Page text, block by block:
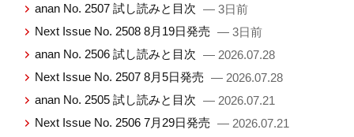
anan No. 2507 試し読みと目次 — 3日前
Next Issue No. 2508 8月19日発売 — 3日前
anan No. 2506 試し読みと目次 — 2026.07.28
Next Issue No. 2507 8月5日発売 — 2026.07.28
anan No. 2505 試し読みと目次 — 2026.07.21
Next Issue No. 2506 7月29日発売 — 2026.07.21